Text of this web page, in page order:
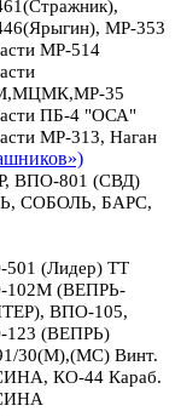
МР-353
МР-514
35
ПБ-4 "ОСА"
МР-313, Наган
ВПО-801 (СВД)
СОБОЛЬ, БАРС,
(Лидер) ТТ
(ВЕПРЬ-
ВПО-105,
(ВЕПРЬ)
30(М),(МС) Винт.
КО-44 Караб.